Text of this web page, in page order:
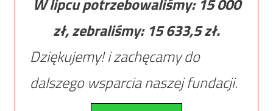
W lipcu potrzebowaliśmy: 15 000
zł, zebraliśmy: 15 633,5zł.
Dziękujemy! i zachęcamy do
dalszego wsparcia naszej fundacji.